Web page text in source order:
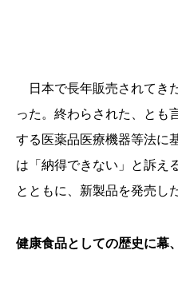
日本で長年販売されてき
った。終わらされた、とも
する医薬品医療機器等法に
は「納得できない」と訴え
とともに、新製品を発売し
健康食品としての歴史に幕